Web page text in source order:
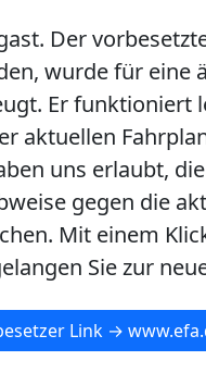
Der
wurde für eine
Er funktioniert
aktuellen
uns erlaubt,
gegen die
Mit einem
Sie zur
Link →